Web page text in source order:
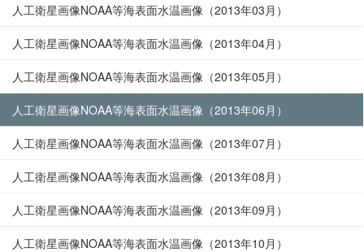
人工衛星画像NOAA等海表面水温画像（2013年03月）
人工衛星画像NOAA等海表面水温画像（2013年04月）
人工衛星画像NOAA等海表面水温画像（2013年05月）
人工衛星画像NOAA等海表面水温画像（2013年06月）
人工衛星画像NOAA等海表面水温画像（2013年07月）
人工衛星画像NOAA等海表面水温画像（2013年08月）
人工衛星画像NOAA等海表面水温画像（2013年09月）
人工衛星画像NOAA等海表面水温画像（2013年10月）